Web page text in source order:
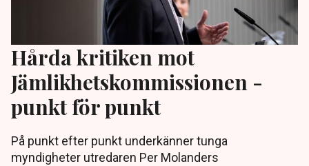
Hårda kritiken mot
Jämlikhetskommissionen -
punkt för punkt
På punkt efter punkt underkänner tunga
myndigheter utredaren Per Molanders